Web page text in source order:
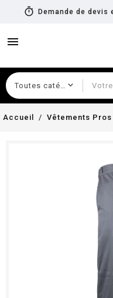
timer Demande de devis
menu
Accueil Vêtements Pros